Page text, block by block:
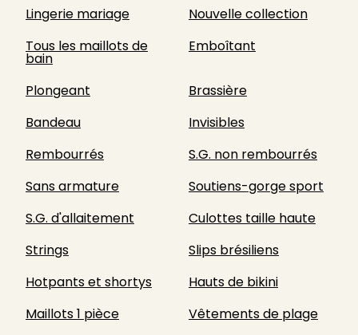
Lingerie mariage
Nouvelle collection
Tous les maillots de
bain
Emboîtant
Plongeant
Brassière
Bandeau
Invisibles
Rembourrés
S.G. non rembourrés
Sans armature
Soutiens-gorge sport
S.G. d'allaitement
Culottes taille haute
Strings
Slips brésiliens
Hotpants et shortys
Hauts de bikini
Maillots 1 pièce
Vêtements de plage